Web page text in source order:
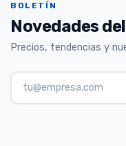
BOLETÍN
Novedades
Precios, tendencias y